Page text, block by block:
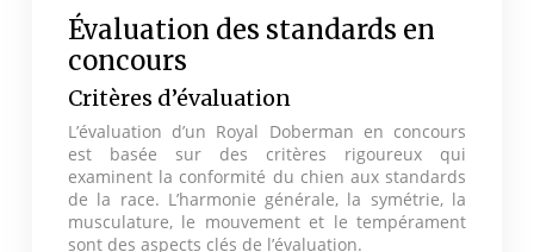
Évaluation des standards en
concours
Critères d’évaluation
L’évaluation d’un Royal Doberman en concours
est basée sur des critères rigoureux qui
examinent la conformité du chien aux standards
de la race. L’harmonie générale, la symétrie, la
musculature, le mouvement et le tempérament
sont des aspects clés de l’évaluation.